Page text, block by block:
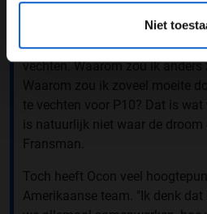
Niet
Ondanks de mindere resultaten
niet klaar met het gevecht voor
het doel om in de toekomst
vechten. Waarom zou ik anders
Waarom zou ik zoveel moeite
te vechten voor P10? Dat is
is natuurlijk niet waar de
Fransman.
Toch heeft Ocon veel
Amerikaanse team. "Ik denk